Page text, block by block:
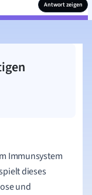
Antwort zeigen
Immunsystem
dieses
und